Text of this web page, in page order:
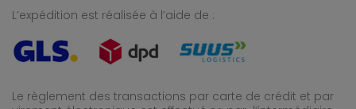
L’expédition est réalisée à l’aide de :
Le règlement des transactions par carte de crédit et par